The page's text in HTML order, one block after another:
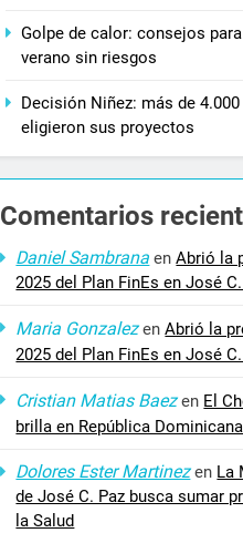
Golpe de calor: consejos
verano sin riesgos
Decisión Niñez: más de
eligieron sus proyectos
Comentarios
Daniel Sambrana enAbrió la
2025 del Plan FinEs en José
Maria GonzalezenAbrió la
2025 del Plan FinEs en José
Cristian Matias Baezen El
brilla en República Dominicana
Dolores Ester Martinezen La
de José C. Paz busca sumar
la Salud